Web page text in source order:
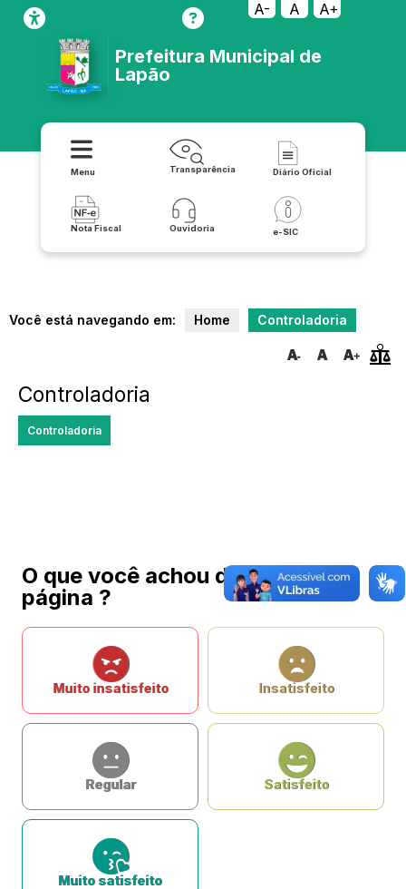
A- A A+
Prefeitura Municipal de
Lapão
Menu Transparência Diário Oficial
Nota Fiscal Ouvidoria e-SIC
Você está navegando em: Home Controladoria
Controladoria
Controladoria
O que você achou da nossa
página ?
Muito insatisfeito Insatisfeito
Regular Satisfeito
Muito satisfeito